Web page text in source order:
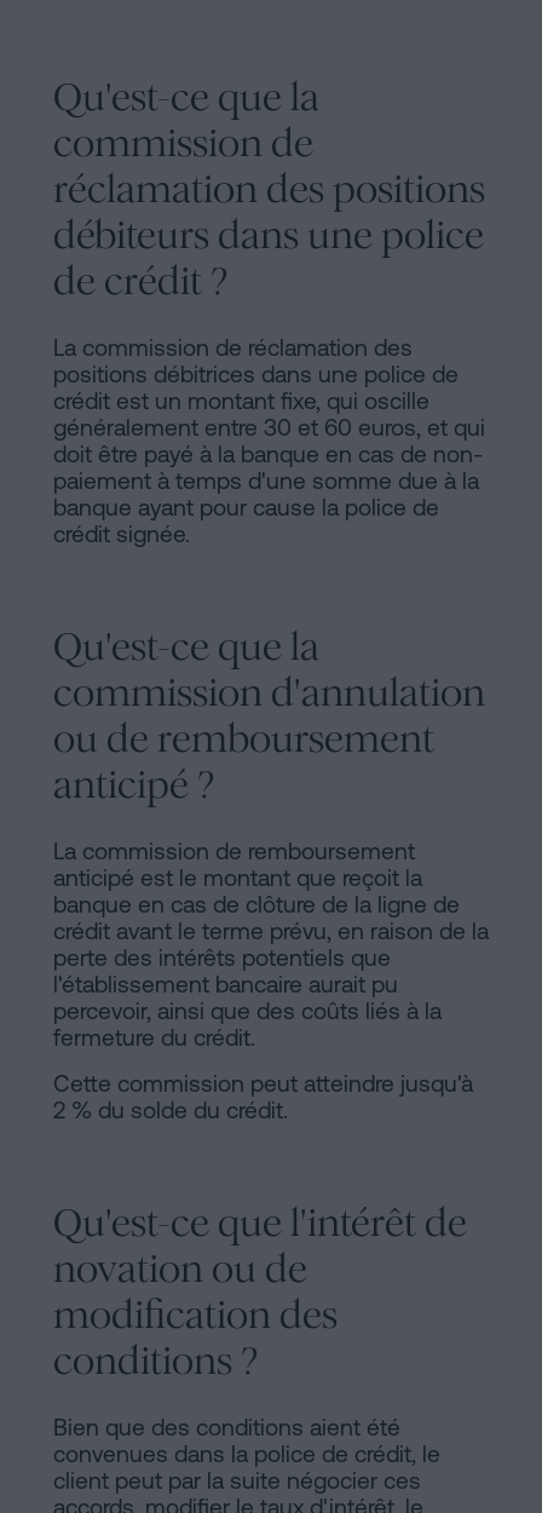
Qu'est-ce que la
commission de
réclamation des positions
débiteurs dans une police
de crédit ?
La commission de réclamation des
positions débitrices dans une police de
crédit est un montant fixe, qui oscille
généralement entre 30 et 60 euros, et qui
doit être payé à la banque en cas de non-
paiement à temps d'une somme due à la
banque ayant pour cause la police de
crédit signée.
Qu'est-ce que la
commission d'annulation
ou de remboursement
anticipé ?
La commission de remboursement
anticipé est le montant que reçoit la
banque en cas de clôture de la ligne de
crédit avant le terme prévu, en raison de la
perte des intérêts potentiels que
l'établissement bancaire aurait pu
percevoir, ainsi que des coûts liés à la
fermeture du crédit.
Cette commission peut atteindre jusqu'à
2 % du solde du crédit.
Qu'est-ce que l'intérêt de
novation ou de
modification des
conditions ?
Bien que des conditions aient été
convenues dans la police de crédit, le
client peut par la suite négocier ces
accords, modifier le taux d'intérêt, le